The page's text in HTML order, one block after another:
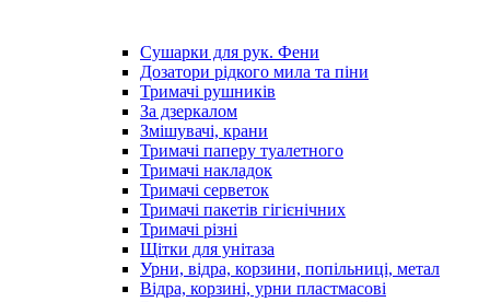
Сушарки для рук. Фени
Дозатори рідкого мила та піни
Тримачі рушників
За дзеркалом
Змішувачі, крани
Тримачі паперу туалетного
Тримачі накладок
Тримачі серветок
Тримачі пакетів гігієнічних
Тримачі різні
Щітки для унітаза
Урни, відра, корзини, попільниці, метал
Відра, корзині, урни пластмасові